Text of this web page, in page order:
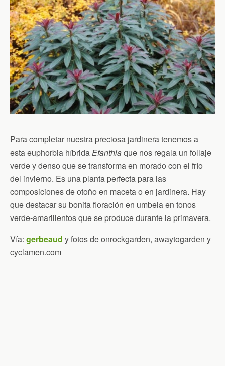
Para completar nuestra preciosa jardinera tenemos a
esta euphorbia híbridaEfanthiaque nos regala un follaje
verde y denso que se transforma en morado con el frío
del invierno. Es una planta perfecta para las
composiciones de otoño en maceta o en jardinera. Hay
que destacar su bonita floración en umbela en tonos
verde-amarillentos que se produce durante la primavera.
Vía: gerbeaud y fotos de onrockgarden, awaytogarden y
cyclamen.com